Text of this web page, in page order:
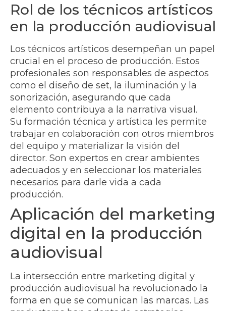
Rol de los técnicos artísticos
en la producción audiovisual
Los técnicos artísticos desempeñan un papel
crucial en el proceso de producción. Estos
profesionales son responsables de aspectos
como el diseño de set, la iluminación y la
sonorización, asegurando que cada
elemento contribuya a la narrativa visual.
Su formación técnica y artística les permite
trabajar en colaboración con otros miembros
del equipo y materializar la visión del
director. Son expertos en crear ambientes
adecuados y en seleccionar los materiales
necesarios para darle vida a cada
producción.
Aplicación del marketing
digital en la producción
audiovisual
La intersección entre marketing digital y
producción audiovisual ha revolucionado la
forma en que se comunican las marcas. Las